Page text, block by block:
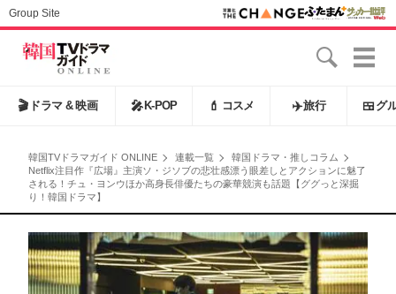
Group Site
🎬 ドラマ & 映画 🎤 K-POP 💄 コスメ ✈️旅行 🍱 グ
韓国TVドラマガイド ONLINE 連載一覧
韓国ドラマ・推しコラム
Netflix注目作『広場』主演ソ・ジソブの悲壮感漂う眼差しとアクションに魅了
される！チュ・ヨンウほか高身長俳優たちの豪華競演も話題【ググっと深掘
り！韓国ドラマ】